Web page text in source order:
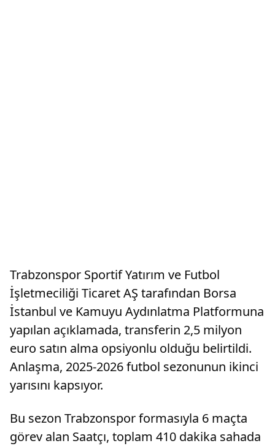
Trabzonspor Sportif Yatırım ve Futbol
İşletmeciliği Ticaret AŞ tarafından Borsa
İstanbul ve Kamuyu Aydınlatma Platformuna
yapılan açıklamada, transferin 2,5 milyon
euro satın alma opsiyonlu olduğu belirtildi.
Anlaşma, 2025-2026 futbol sezonunun ikinci
yarısını kapsıyor.
Bu sezon Trabzonspor formasıyla 6 maçta
görev alan Saatçı, toplam 410 dakika sahada